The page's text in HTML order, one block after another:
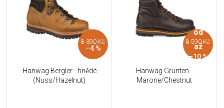
8 390 Kč
–4 %
Hanwag Bergler - hnědé
(Nuss/Hazelnut)
od
8 590 Kč
až
–10 %
Hanwag Grünten -
Marone/Chestnut